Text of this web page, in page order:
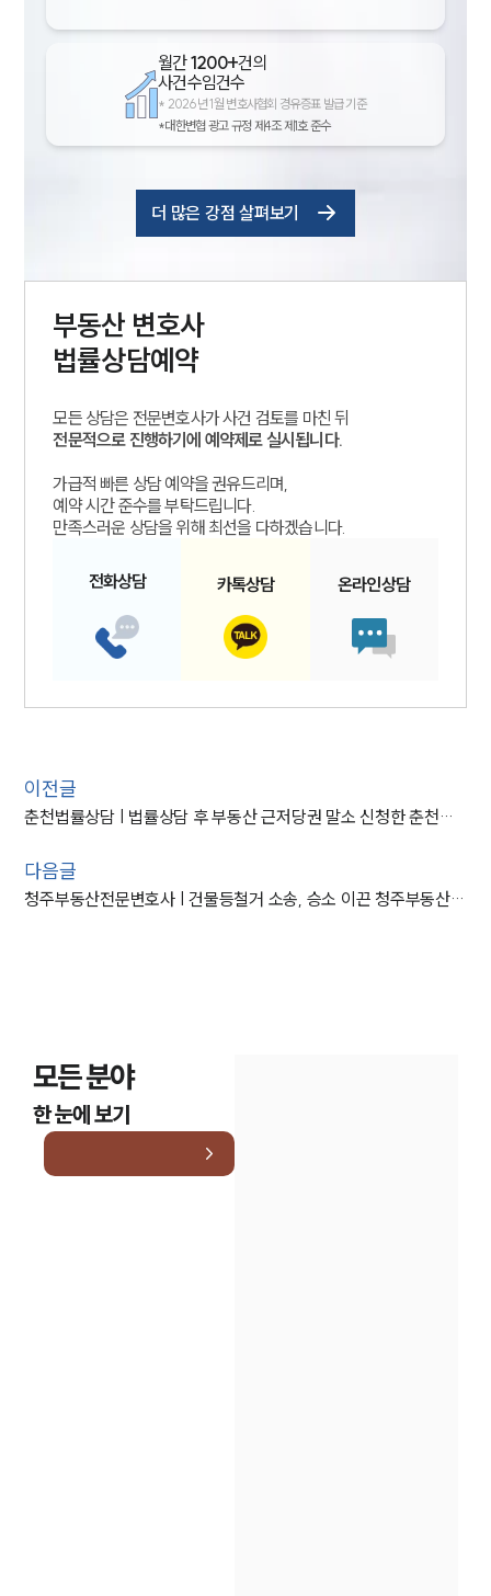
월간1200+건의
사건수임건수
* 2026년 1월 변호사협회 경유증표 발급 기준
*대한변협 광고 규정 제4조 제1호 준수
더 많은 강점 살펴보기
부동산 변호사
법률상담예약
모든 상담은 전문변호사가 사건 검토를 마친 뒤
전문적으로 진행하기에 예약제로 실시됩니다.
가급적 빠른 상담 예약을 권유드리며,
예약 시간 준수를 부탁드립니다.
만족스러운 상담을 위해 최선을 다하겠습니다.
전화상담 카톡상담 온라인상담
이전글
춘천법률상담 | 법률상담 후 부동산 근저당권 말소 신청한 춘천변호사 의뢰인
다음글
청주부동산전문변호사 | 건물등철거 소송, 승소 이끈 청주부동산변호사
모든 분야
한 눈에 보기